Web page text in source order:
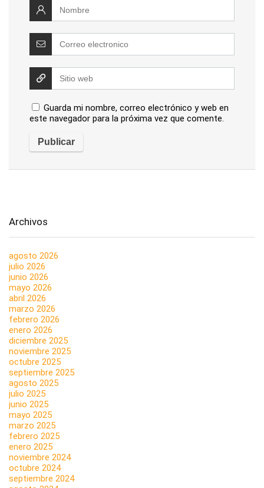
Guarda mi nombre, correo electrónico y web en
este navegador para la próxima vez que comente.
Archivos
agosto 2026
julio 2026
junio 2026
mayo 2026
abril 2026
marzo 2026
febrero 2026
enero 2026
diciembre 2025
noviembre 2025
octubre 2025
septiembre 2025
agosto 2025
julio 2025
junio 2025
mayo 2025
marzo 2025
febrero 2025
enero 2025
noviembre 2024
octubre 2024
septiembre 2024